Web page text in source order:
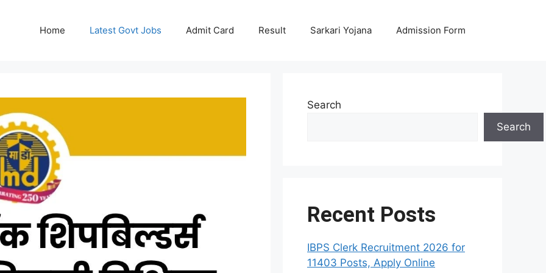
Home Latest Govt Jobs Admit Card Result Sarkari Yojana Admission Form
Search
Search
Recent Posts
IBPS Clerk Recruitment 2026 for
11403 Posts, Apply Online